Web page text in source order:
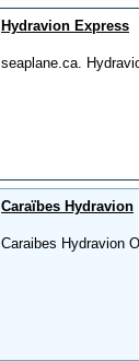
Hydravion Express
seaplane.ca.
Caraïbes Hydravion
Caraibes Hydravion